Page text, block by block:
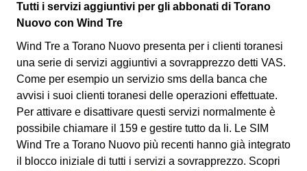
Tutti i servizi aggiuntivi per gli abbonati di Torano
Nuovo con Wind Tre
Wind Tre a Torano Nuovo presenta per i clienti toranesi
una serie di servizi aggiuntivi a sovrapprezzo detti VAS.
Come per esempio un servizio sms della banca che
avvisi i suoi clienti toranesi delle operazioni effettuate.
Per attivare e disattivare questi servizi normalmente è
possibile chiamare il 159 e gestire tutto da li. Le SIM
Wind Tre a Torano Nuovo più recenti hanno già integrato
il blocco iniziale di tutti i servizi a sovrapprezzo. Scopri